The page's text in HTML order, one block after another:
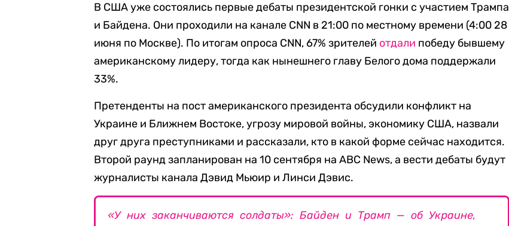
В США уже состоялись первые дебаты президентской гонки с участием Трампа
и Байдена. Они проходили на канале CNN в 21:00 по местному времени (4:00 28
июня по Москве). По итогам опроса CNN, 67% зрителей отдали победу бывшему
американскому лидеру, тогда как нынешнего главу Белого дома поддержали
33%.
Претенденты на пост американского президента обсудили конфликт на
Украине и Ближнем Востоке, угрозу мировой войны, экономику США, назвали
друг друга преступниками и рассказали, кто в какой форме сейчас находится.
Второй раунд запланирован на 10 сентября на ABC News, а вести дебаты будут
журналисты канала Дэвид Мьюир и Линси Дэвис.
«У них заканчиваются солдаты»: Байден и Трамп — об Украине,